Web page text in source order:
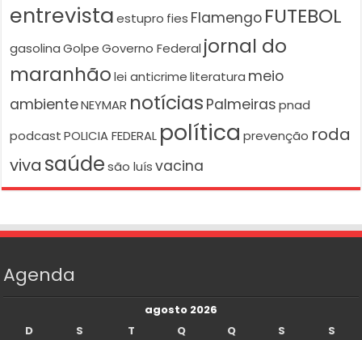
entrevista estupro fies Flamengo FUTEBOL
gasolina Golpe Governo Federal jornal do
maranhão lei anticrime literatura meio
ambienteNEYMAR notícias Palmeiras pnad
podcast POLICIA FEDERAL política prevenção roda
viva saúde são luís vacina
Agenda
agosto 2026
D
S T Q Q S
S